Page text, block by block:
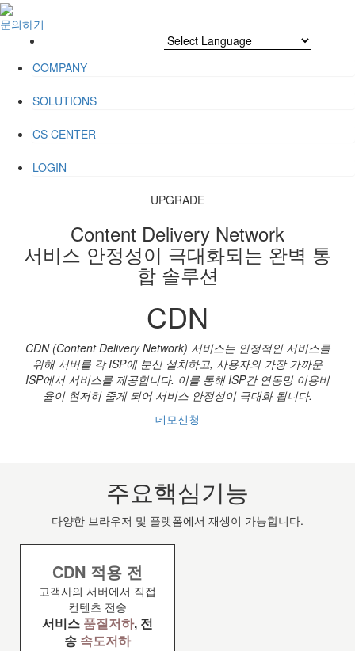
문의하기
COMPANY
SOLUTIONS
CS CENTER
LOGIN
UPGRADE
Content Delivery Network
서비스 안정성이 극대화되는 완벽 통
합 솔루션
CDN
CDN (Content Delivery Network) 서비스는 안정적인 서비스를
위해 서버를 각 ISP에 분산 설치하고, 사용자의 가장 가까운
ISP에서 서비스를 제공합니다. 이를 통해 ISP간 연동망 이용비
율이 현저히 줄게 되어 서비스 안정성이 극대화 됩니다.
데모신청
주요핵심기능
다양한 브라우저 및 플랫폼에서 재생이 가능합니다.
CDN 적용 전
고객사의 서버에서 직접
컨텐츠 전송
서비스 품질저하, 전
송 속도저하